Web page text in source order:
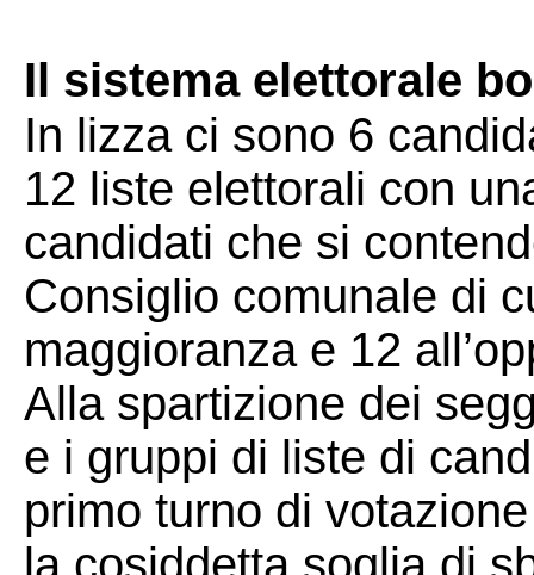
Il sistema elettorale
In lizza ci sono 6
12 liste elettorali con
candidati che si
Consiglio comunale di
maggioranza e 12
Alla spartizione dei
e i gruppi di liste di
primo turno di
la cosiddetta soglia di